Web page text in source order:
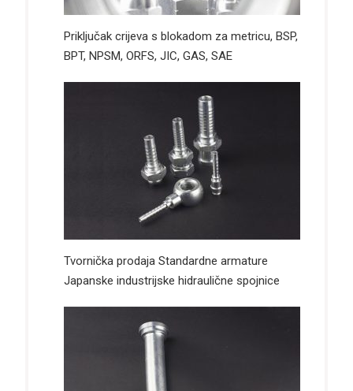
Priključak crijeva s blokadom za metricu, BSP,
BPT, NPSM, ORFS, JIC, GAS, SAE
Tvornička prodaja Standardne armature
Japanske industrijske hidraulične spojnice